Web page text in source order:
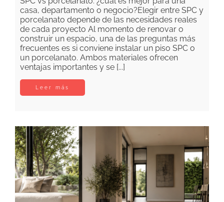
casa, departamento o negocio?Elegir entre SPC y
porcelanato depende de las necesidades reales
de cada proyecto Al momento de renovar o
construir un espacio, una de las preguntas más
frecuentes es si conviene instalar un piso SPC o
un porcelanato. Ambos materiales ofrecen
ventajas importantes y se [...]
Leer más